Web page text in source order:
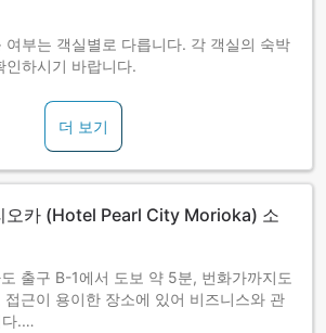
여부는 객실별로 다릅니다. 각 객실의 숙박
인하시기 바랍니다.
더 보기
오카 (Hotel Pearl City Morioka) 소
출구 B-1에서 도보 약 5분, 번화가까지도
근이 용이한 장소에 있어 비즈니스와 관
.